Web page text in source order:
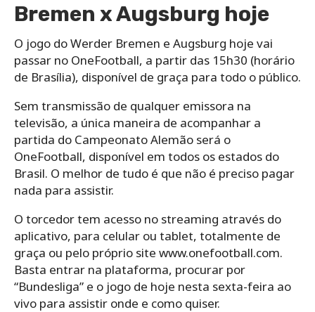
Bremen x Augsburg hoje
O jogo do Werder Bremen e Augsburg hoje vai
passar no OneFootball, a partir das 15h30 (horário
de Brasília), disponível de graça para todo o público.
Sem transmissão de qualquer emissora na
televisão, a única maneira de acompanhar a
partida do Campeonato Alemão será o
OneFootball, disponível em todos os estados do
Brasil. O melhor de tudo é que não é preciso pagar
nada para assistir.
O torcedor tem acesso no streaming através do
aplicativo, para celular ou tablet, totalmente de
graça ou pelo próprio site www.onefootball.com.
Basta entrar na plataforma, procurar por
“Bundesliga” e o jogo de hoje nesta sexta-feira ao
vivo para assistir onde e como quiser.